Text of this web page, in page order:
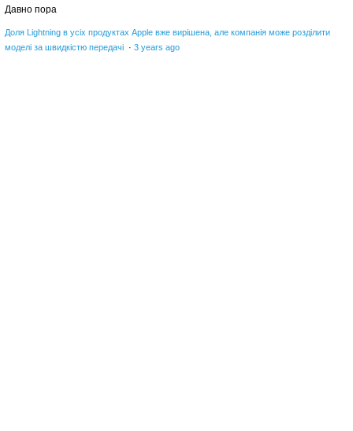
Давно пора
Доля Lightning в усіх продуктах Apple вже вирішена, але компанія може розділити
моделі за швидкістю передачі · 3 years ago